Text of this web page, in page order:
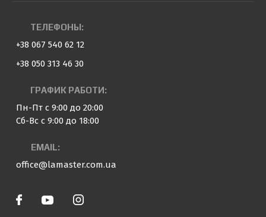
ТЕЛЕФОНЫ:
+38 067 540 62 12
+38 050 313 46 30
ГРАФИК РАБОТИ:
Пн-Пт с 9:00 до 20:00
Сб-Вс с 9:00 до 18:00
EMAIL:
office@lamaster.com.ua